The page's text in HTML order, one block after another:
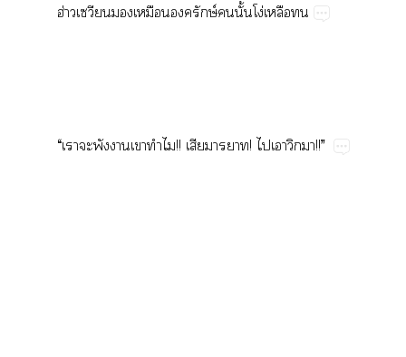
ฮ่​​​ษ์​​ั้​โง่​​
“​​​​​​!!​​!​​!!”